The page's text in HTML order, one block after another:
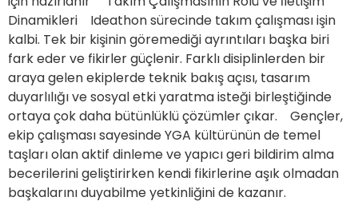
Dinamikleri Ideathon sürecinde takım çalışması işin
kalbi. Tek bir kişinin göremediği ayrıntıları başka biri
fark eder ve fikirler güçlenir. Farklı disiplinlerden bir
araya gelen ekiplerde teknik bakış açısı, tasarım
duyarlılığı ve sosyal etki yaratma isteği birleştiğinde
ortaya çok daha bütünlüklü çözümler çıkar. Gençler,
ekip çalışması sayesinde YGA kültürünün de temel
taşları olan aktif dinleme ve yapıcı geri bildirim alma
becerilerini geliştirirken kendi fikirlerine aşık olmadan
başkalarını duyabilme yetkinliğini de kazanır.